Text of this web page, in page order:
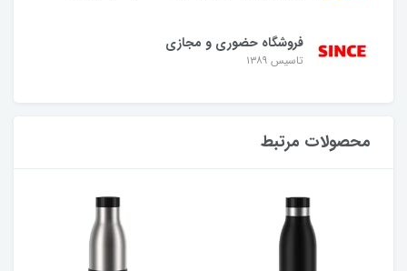
فروشگاه حضوری و مجازی
تاسیس ۱۳۸۹
محصولات مرتبط